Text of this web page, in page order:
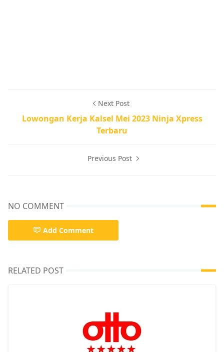
Next Post
Lowongan Kerja Kalsel Mei 2023 Ninja Xpress
Terbaru
Previous Post
NO COMMENT
Add Comment
RELATED POST